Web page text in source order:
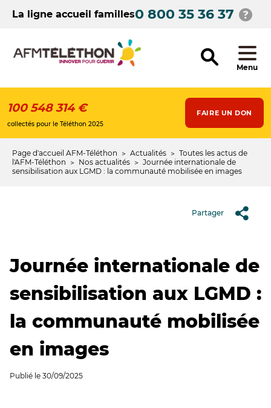
contenuLa ligne accueil familles0 800 35 36 37
Menu
100 548 314 €
collectés pour le Téléthon 2025
FAIRE UN DON
Fil
d'Ariane
Page d'accueil AFM-Téléthon Actualités
Toutes les actus de
l'AFM-Téléthon
Nos actualités
Journée internationale de
sensibilisation aux LGMD : la communauté mobilisée en images
Partager
Journée internationale de
sensibilisation aux LGMD :
la communauté mobilisée
en images
Publié le 30/09/2025